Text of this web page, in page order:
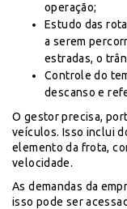
operação;
Estudo das
a serem
estradas, o
Controle do
descanso e
O gestor precisa,
veículos. Isso inclui
elemento da frota,
velocidade.
As demandas da
isso pode ser